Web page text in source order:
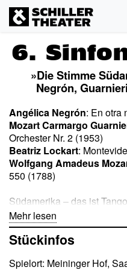
6.
»Die Stimme
Negrón,
Angélica Negrón: En otra
Mozart Carmargo
Orchester Nr. 2 (1953)
Beatriz Lockart:
Wolfgang Amadeus
550 (1788)
Südamerika – das ist
Temperament. Aber noch
puertoricanische
»En otra noche, en otro
und ein feines Gespür für
Mehr lesen
Stückinfos
Spielort: Meininger Hof,